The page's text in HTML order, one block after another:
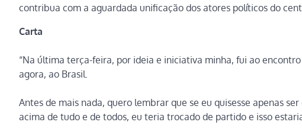
contribua com a aguardada unificação dos atores políticos do
Carta
“Na última terça-feira, por ideia e iniciativa minha, fui ao
agora, ao Brasil.
Antes de mais nada, quero lembrar que se eu quisesse apenas
acima de tudo e de todos, eu teria trocado de partido e isso